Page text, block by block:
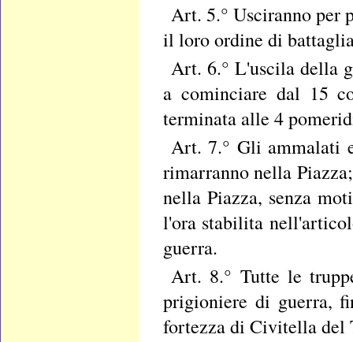
Art. 5.° Usciranno per
il loro ordine di
Art. 6.° L'uscila della
a cominciare dal 15
terminata alle 4
Art. 7.° Gli ammalati
rimarranno nella
nella Piazza, senza
l'ora stabilita
guerra.
Art. 8.° Tutte le
prigioniere di guerra,
fortezza di Civitella del